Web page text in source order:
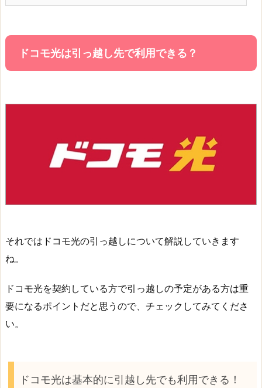
ドコモ光は引っ越し先で利用できる？
それではドコモ光の引っ越しについて解説していきます
ね。
ドコモ光を契約している方で引っ越しの予定がある方は重
要になるポイントだと思うので、チェックしてみてくださ
い。
ドコモ光は基本的に引越し先でも利用できる！